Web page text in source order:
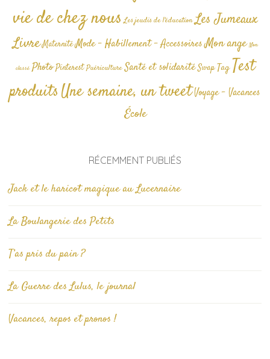
vie de chez nous Les jeudis de l'éducation Les Jumeaux
Livre Maternité Mode - Habillement - AccessoiresMon ange Non
classé Photo Pinterest Puériculture Santé et solidarité Swap TagTest
produitsUne semaine, un tweetVoyage - Vacances
École
RÉCEMMENT PUBLIÉS
Jack et le haricot magique au Lucernaire
La Boulangerie des Petits
T’as pris du pain ?
La Guerre des Lulus, le journal
Vacances, repos et pronos !